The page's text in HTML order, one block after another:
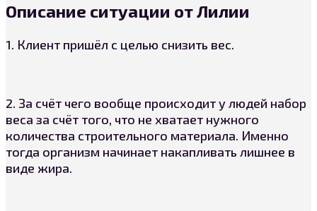
Описание ситуации от Лилии
1. Клиент пришёл с целью снизить вес.
2. За счёт чего вообще происходит у людей набор
веса за счёт того, что не хватает нужного
количества строительного материала. Именно
тогда организм начинает накапливать лишнее в
виде жира.